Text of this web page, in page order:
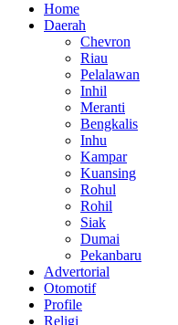
Home
Daerah
Chevron
Riau
Pelalawan
Inhil
Meranti
Bengkalis
Inhu
Kampar
Kuansing
Rohul
Rohil
Siak
Dumai
Pekanbaru
Advertorial
Otomotif
Profile
Religi